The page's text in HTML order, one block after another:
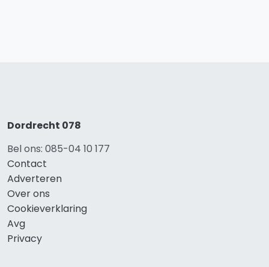
Dordrecht 078
Bel ons: 085-04 10 177
Contact
Adverteren
Over ons
Cookieverklaring
Avg
Privacy